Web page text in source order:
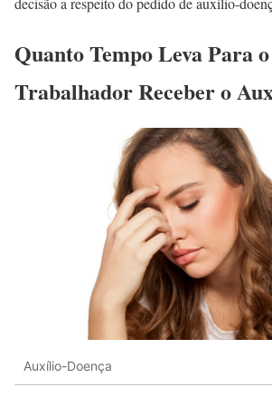
Quanto Tempo Leva Para o
Trabalhador Receber o
Auxílio-Doença